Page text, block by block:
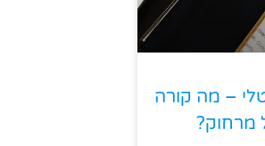
– מה קורה
מרחוק?